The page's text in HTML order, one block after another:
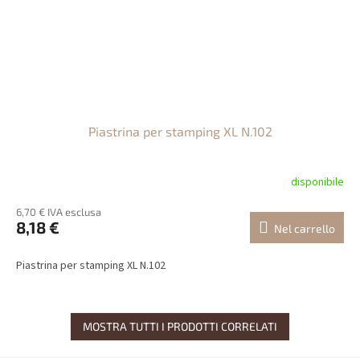
Piastrina per stamping XL N.102
disponibile
6,70 € IVA esclusa
8,18 € Nel carrello
Piastrina per stamping XL N.102
MOSTRA TUTTI I PRODOTTI CORRELATI